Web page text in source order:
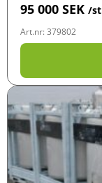
95 000 SEK /
Art.nr: 379802